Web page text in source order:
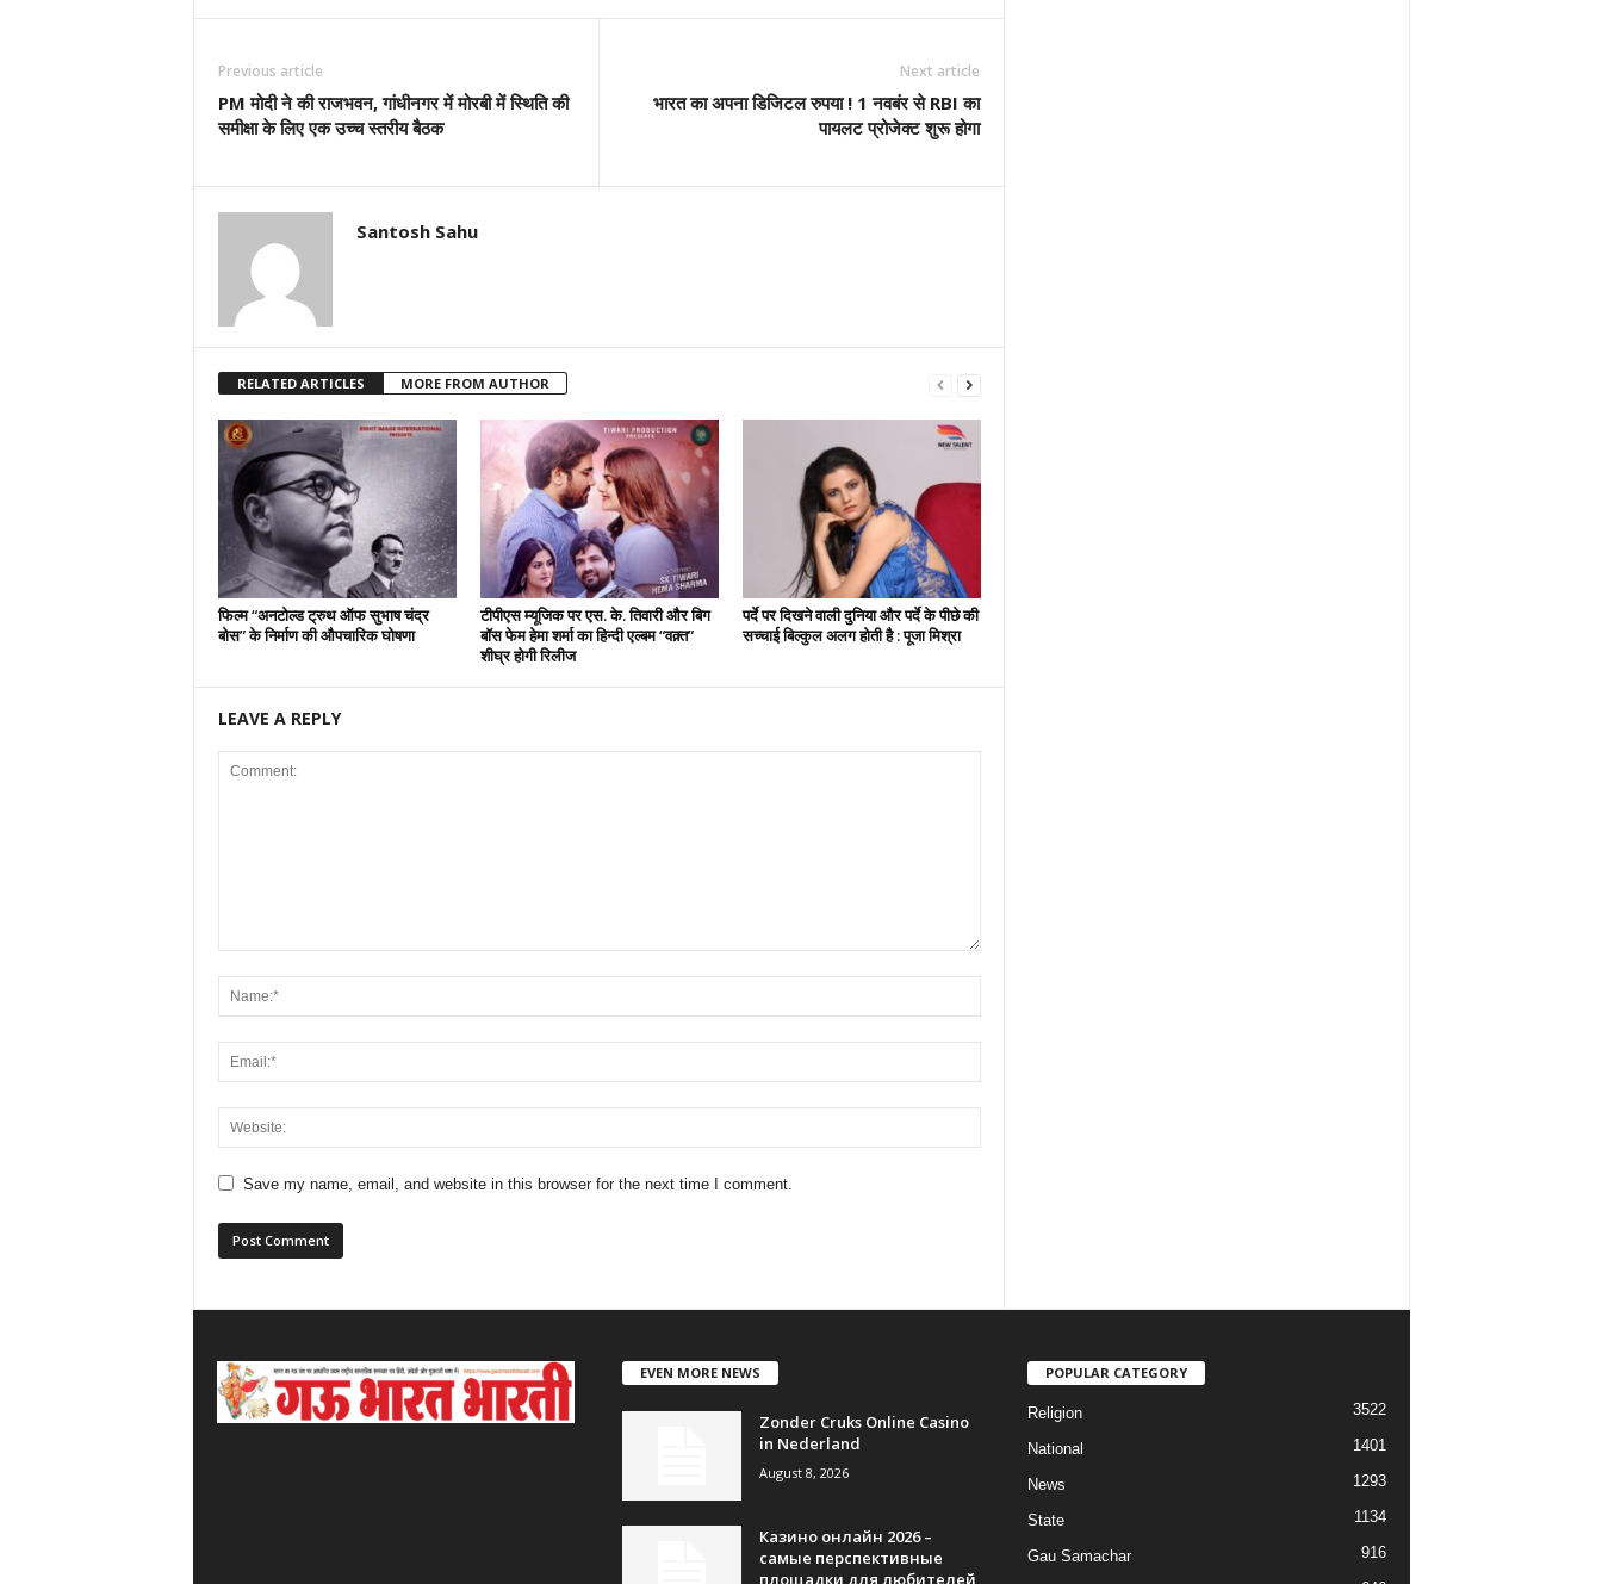
Previous article
PM मोदी ने की राजभवन, गांधीनगर में मोरबी में स्थिति की
समीक्षा के लिए एक उच्च स्तरीय बैठक
Next article
भारत का अपना डिजिटल रुपया ! 1 नवबंर से RBI का
पायलट प्रोजेक्ट शुरू होगा
Santosh Sahu
RELATED ARTICLES MORE FROM AUTHOR
फिल्म “अनटोल्ड ट्रुथ ऑफ सुभाष चंद्र
बोस” के निर्माण की औपचारिक घोषणा
टीपीएस म्यूजिक पर एस. के. तिवारी और बिग
बॉस फेम हेमा शर्मा का हिन्दी एल्बम “वक़्त”
शीघ्र होगी रिलीज
पर्दे पर दिखने वाली दुनिया और पर्दे के पीछे की
सच्चाई बिल्कुल अलग होती है : पूजा मिश्रा
LEAVE A REPLY
Save my name, email, and website in this browser for the next time I comment.
EVEN MORE NEWS
Zonder Cruks Online Casino
in Nederland
August 8, 2026
Казино онлайн 2026 –
самые перспективные
площадки для любителей
POPULAR CATEGORY
Religion 3522
National 1401
News 1293
State 1134
Gau Samachar 916